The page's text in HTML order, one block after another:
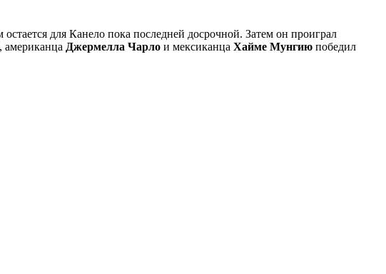
для Канело пока последней досрочной. Затем он проиграл
, американца Джермелла Чарло и мексиканца Хайме Мунгию победил